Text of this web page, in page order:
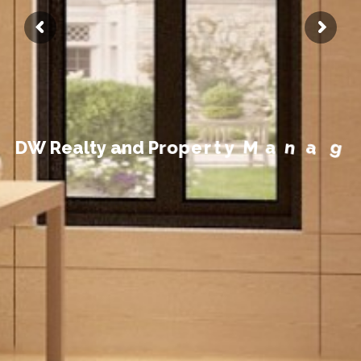
DW Realtyand PropertyManage m nt